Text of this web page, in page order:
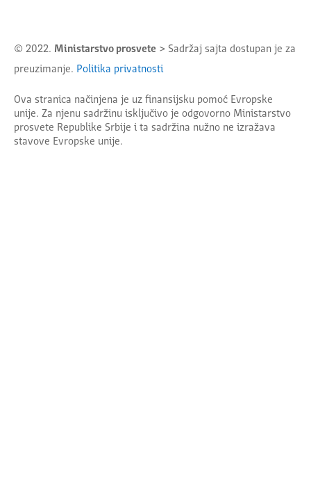
© 2022. Ministarstvo prosvete > Sadržaj sajta dostupan je za
preuzimanje. Politika privatnosti
Ova stranica načinjena je uz finansijsku pomoć Evropske
unije. Za njenu sadržinu isključivo je odgovorno Ministarstvo
prosvete Republike Srbije i ta sadržina nužno ne izražava
stavove Evropske unije.